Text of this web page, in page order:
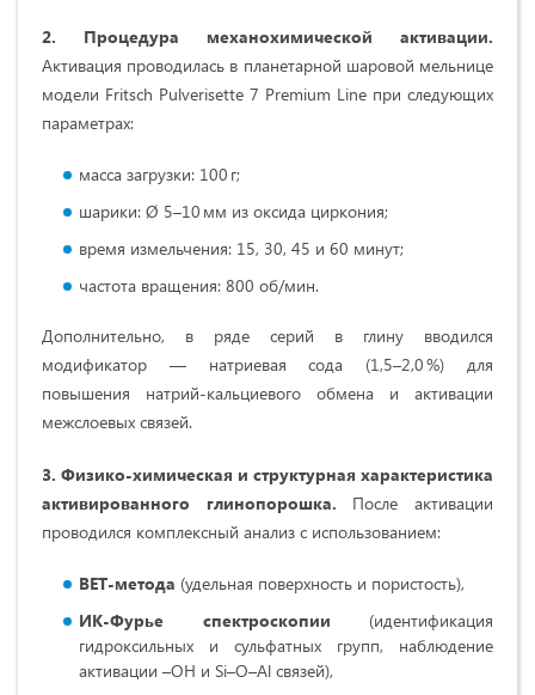
2. Процедура механохимической активации.
Активация проводилась в планетарной шаровой мельнице
модели Fritsch Pulverisette 7 Premium Line при следующих
параметрах:
масса загрузки: 100 г;
шарики: Ø 5–10 мм из оксида циркония;
время измельчения: 15, 30, 45 и 60 минут;
частота вращения: 800 об/мин.
Дополнительно, в ряде серий в глину вводился
модификатор — натриевая сода (1,5–2,0 %) для
повышения натрий-кальциевого обмена и активации
межслоевых связей.
3. Физико-химическая и структурная характеристика
активированного глинопорошка. После активации
проводился комплексный анализ с использованием:
BET-метода (удельная поверхность и пористость),
ИК-Фурье спектроскопии (идентификация
гидроксильных и сульфатных групп, наблюдение
активации –OH и Si–O–Al связей),